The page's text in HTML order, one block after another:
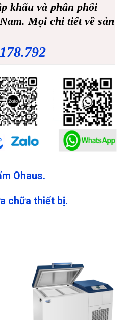
khẩu và phân phối
Mọi chi tiết về sản
Ohaus.
chữa thiết bị.